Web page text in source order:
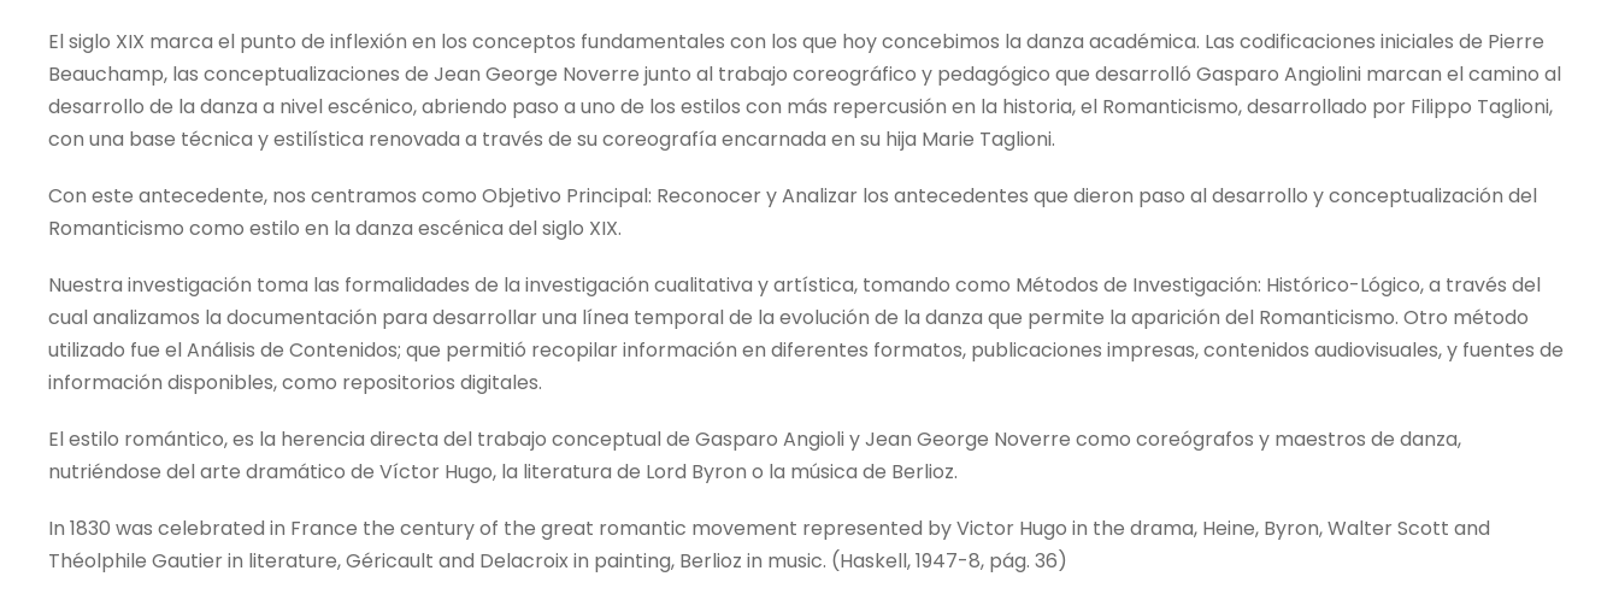
El siglo XIX marca el punto de inflexión en los conceptos fundamentales con los que hoy concebimos la danza académica. Las codificaciones iniciales de Pierre
Beauchamp, las conceptualizaciones de Jean George Noverre junto al trabajo coreográfico y pedagógico que desarrolló Gasparo Angiolini marcan el camino al
desarrollo de la danza a nivel escénico, abriendo paso a uno de los estilos con más repercusión en la historia, el Romanticismo, desarrollado por Filippo Taglioni,
con una base técnica y estilística renovada a través de su coreografía encarnada en su hija Marie Taglioni.
Con este antecedente, nos centramos como Objetivo Principal: Reconocer y Analizar los antecedentes que dieron paso al desarrollo y conceptualización del
Romanticismo como estilo en la danza escénica del siglo XIX.
Nuestra investigación toma las formalidades de la investigación cualitativa y artística, tomando como Métodos de Investigación: Histórico-Lógico, a través del
cual analizamos la documentación para desarrollar una línea temporal de la evolución de la danza que permite la aparición del Romanticismo. Otro método
utilizado fue el Análisis de Contenidos; que permitió recopilar información en diferentes formatos, publicaciones impresas, contenidos audiovisuales, y fuentes de
información disponibles, como repositorios digitales.
El estilo romántico, es la herencia directa del trabajo conceptual de Gasparo Angioli y Jean George Noverre como coreógrafos y maestros de danza,
nutriéndose del arte dramático de Víctor Hugo, la literatura de Lord Byron o la música de Berlioz.
In 1830 was celebrated in France the century of the great romantic movement represented by Victor Hugo in the drama, Heine, Byron, Walter Scott and
Théolphile Gautier in literature, Géricault and Delacroix in painting, Berlioz in music. (Haskell, 1947-8, pág. 36)